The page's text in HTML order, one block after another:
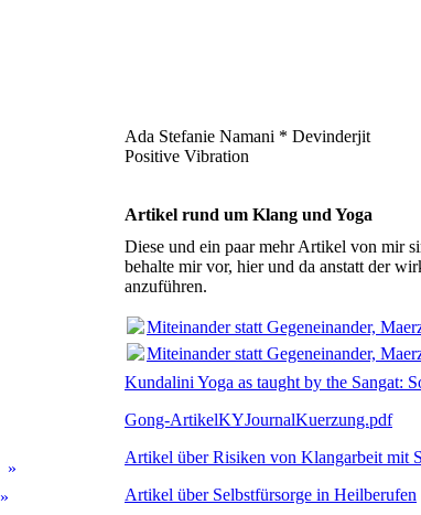
Ada Stefanie Namani * Devinderjit
Positive Vibration
Artikel rund um Klang und Yoga
Diese und ein paar mehr Artikel von mir
behalte mir vor, hier und da anstatt der
anzuführen.
Miteinander statt Gegeneinander,
Miteinander statt Gegeneinander,
Kundalini Yoga as taught by the Sangat:
Gong-ArtikelKYJournalKuerzung.pdf
Artikel über Risiken von Klangarbeit mit
Artikel über Selbstfürsorge in Heilberufen